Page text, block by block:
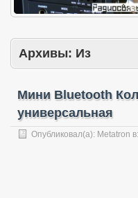
Архивы: Из
Мини Bluetooth
универсальная
Опубликовал(а): Metatron в: